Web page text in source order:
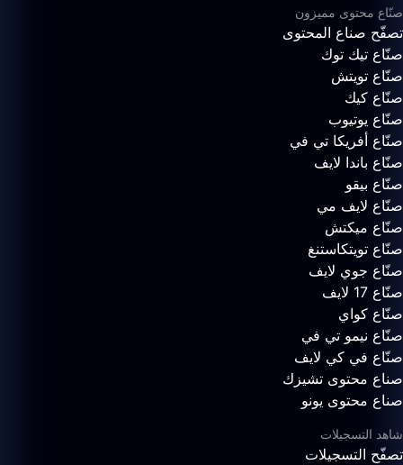
صنّاع محتوى مميزون
تصفّح صناع المحتوى
صنّاع تيك توك
صنّاع تويتش
صنّاع كيك
صنّاع يوتيوب
صنّاع أفريكا تي في
صنّاع باندا لايف
صنّاع بيقو
صنّاع لايف مي
صنّاع ميكتش
صنّاع تويتكاستنغ
صنّاع جوي لايف
صنّاع 17 لايف
صنّاع كواي
صنّاع نيمو تي في
صنّاع في كي لايف
صناع محتوى تشيزك
صناع محتوى يونو
شاهد التسجيلات
تصفّح التسجيلات